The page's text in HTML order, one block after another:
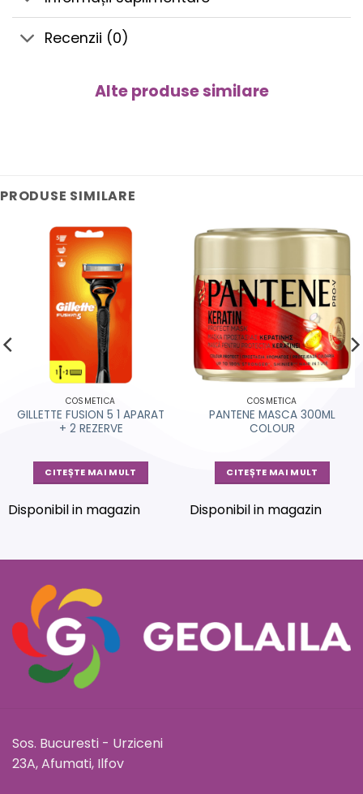
Recenzii (0)
Alte produse similare
PRODUSE SIMILARE
COSMETICA
GILLETTE FUSION 5 1 APARAT
+ 2 REZERVE
CITEȘTE MAI MULT
Disponibil in magazin
COSMETICA
PANTENE MASCA 300ML
COLOUR
CITEȘTE MAI MULT
Disponibil in magazin
Sos. Bucuresti - Urziceni
23A, Afumati, Ilfov